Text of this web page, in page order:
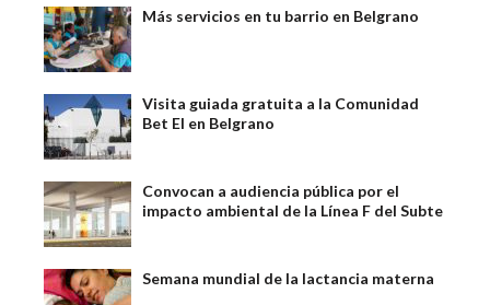
Más servicios en tu barrio en Belgrano
Visita guiada gratuita a la Comunidad
Bet El en Belgrano
Convocan a audiencia pública por el
impacto ambiental de la Línea F del Subte
Semana mundial de la lactancia materna